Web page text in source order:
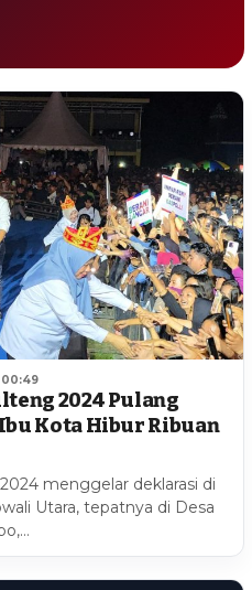
00:49
2024 Pulang
Kota Hibur Ribuan
menggelar deklarasi di
Utara, tepatnya di Desa